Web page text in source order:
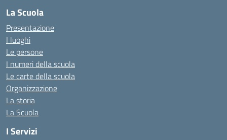
La Scuola
Presentazione
I luoghi
Le persone
I numeri della scuola
Le carte della scuola
Organizzazione
La storia
La Scuola
I Servizi